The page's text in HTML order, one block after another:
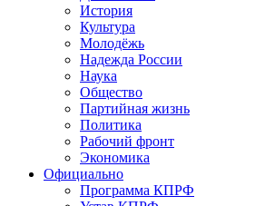
История
Культура
Молодёжь
Надежда России
Наука
Общество
Партийная жизнь
Политика
Рабочий фронт
Экономика
Официально
Программа КПРФ